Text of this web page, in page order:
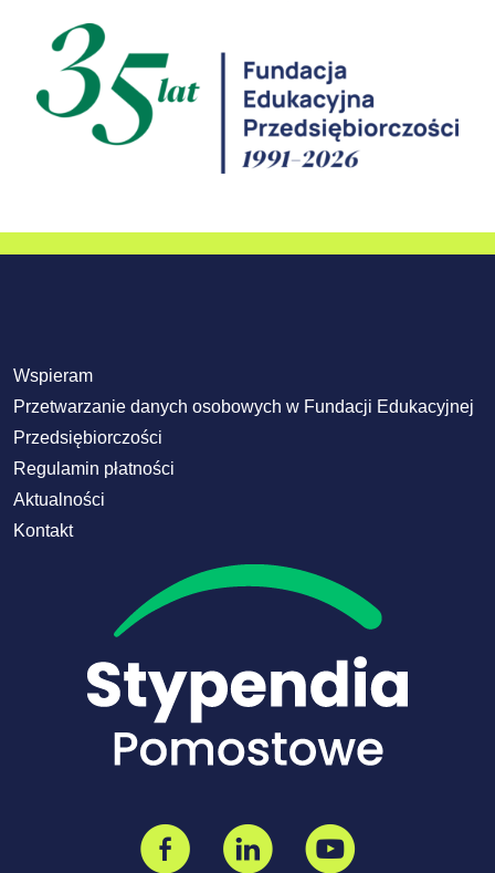
Wspieram
Przetwarzanie danych osobowych w Fundacji Edukacyjnej
Przedsiębiorczości
Regulamin płatności
Aktualności
Kontakt